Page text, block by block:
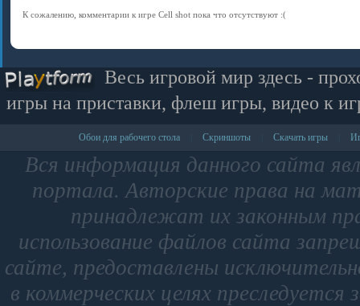
К сожалению, комментарии к игре Cell shot пока что отсутствуют :(
Весь игровой мир здесь -
игры на приставки, флеш игры, видео к
Обои для рабочего стола Скриншоты Скачать игры
Вся информация данного сайта
портала. Авторские права на
принадлежат их законным
использование файлов сайта
сайте, предоставлены
в коммерческих целях